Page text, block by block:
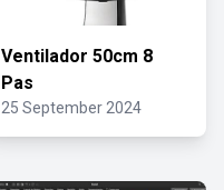
Ventilador 50cm 8
Pas
25 September 2024